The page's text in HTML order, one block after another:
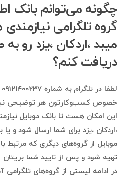
چگونه می‌توانم بانک
گروه تلگرامی
میبد ،اردکان ،یزد رو
دریافت کنم؟
خصوص کسب‌وکارتون هر توضیحی
این امکان هست تا بانک موبایل
،اردکان ،یزد برای شما ارسال شود و
موبایل از گروه‌های دیگری که مرتبط
تهیه شود و پس از تایید شما برایتان
در ادامه لیستی از گروه‌های